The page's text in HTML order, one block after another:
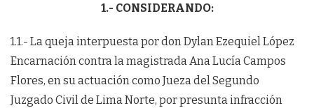
1.- CONSIDERANDO:
1.1.- La queja interpuesta por don Dylan Ezequiel López
Encarnación contra la magistrada Ana Lucía Campos
Flores, en su actuación como Jueza del Segundo
Juzgado Civil de Lima Norte, por presunta infracción